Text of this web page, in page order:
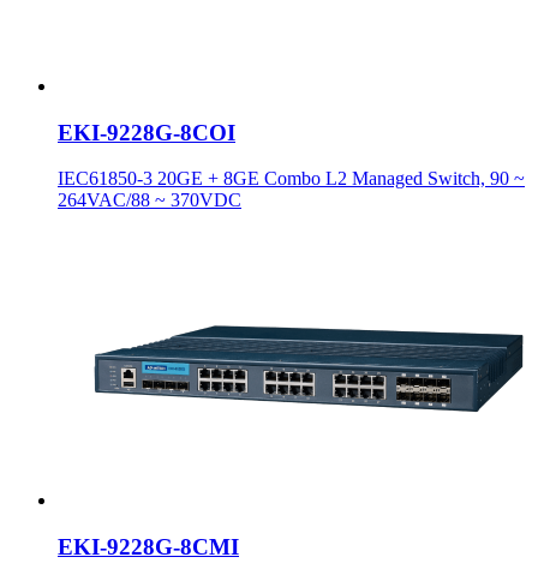
EKI-9228G-8COI
IEC61850-3 20GE + 8GE Combo L2 Managed Switch, 90 ~
264VAC/88 ~ 370VDC
EKI-9228G-8CMI